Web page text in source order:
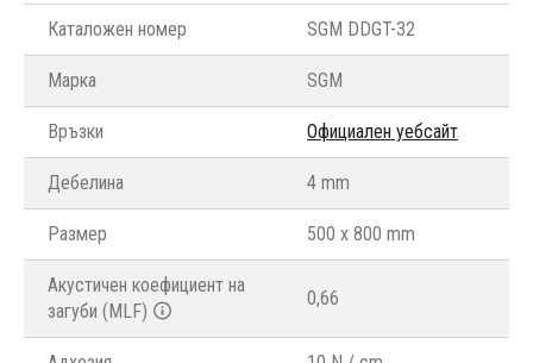
Каталожен номер SGM DDGT-32
Марка SGM
Връзки Официален уебсайт
Дебелина 4 mm
Размер 500 x 800 mm
Акустичен коефициент на
загуби (MLF)
0,66